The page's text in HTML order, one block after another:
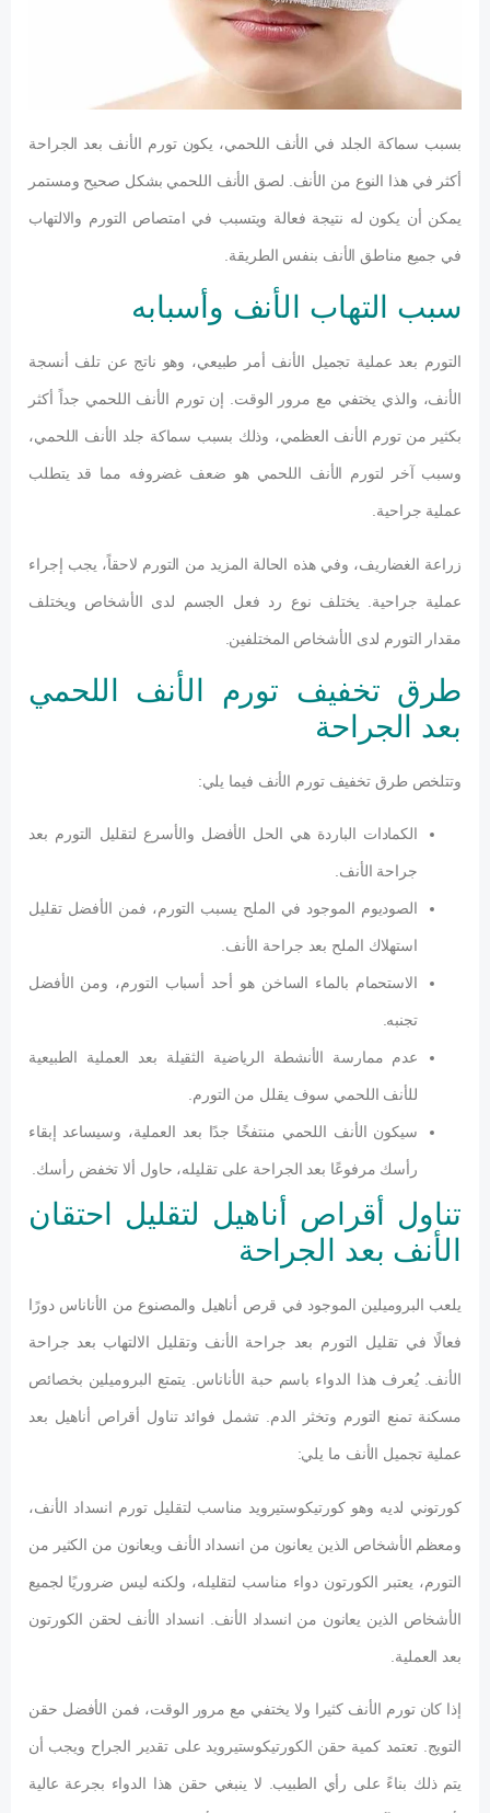
بسبب سماكة الجلد في الأنف اللحمي، يكون تورم الأنف بعد الجراحة
أكثر في هذا النوع من الأنف. لصق الأنف اللحمي بشكل صحيح ومستمر
يمكن أن يكون له نتيجة فعالة ويتسبب في امتصاص التورم والالتهاب
في جميع مناطق الأنف بنفس الطريقة.
سبب التهاب الأنف وأسبابه
التورم بعد عملية تجميل الأنف أمر طبيعي، وهو ناتج عن تلف أنسجة
الأنف، والذي يختفي مع مرور الوقت. إن تورم الأنف اللحمي جداً أكثر
بكثير من تورم الأنف العظمي، وذلك بسبب سماكة جلد الأنف اللحمي،
وسبب آخر لتورم الأنف اللحمي هو ضعف غضروفه مما قد يتطلب
عملية جراحية.
زراعة الغضاريف، وفي هذه الحالة المزيد من التورم لاحقاً، يجب إجراء
عملية جراحية. يختلف نوع رد فعل الجسم لدى الأشخاص ويختلف
مقدار التورم لدى الأشخاص المختلفين.
طرق تخفيف تورم الأنف اللحمي
بعد الجراحة
وتتلخص طرق تخفيف تورم الأنف فيما يلي:
الكمادات الباردة هي الحل الأفضل والأسرع لتقليل التورم بعد
جراحة الأنف.
الصوديوم الموجود في الملح يسبب التورم، فمن الأفضل تقليل
استهلاك الملح بعد جراحة الأنف.
الاستحمام بالماء الساخن هو أحد أسباب التورم، ومن الأفضل
تجنبه.
عدم ممارسة الأنشطة الرياضية الثقيلة بعد العملية الطبيعية
للأنف اللحمي سوف يقلل من التورم.
سيكون الأنف اللحمي منتفخًا جدًا بعد العملية، وسيساعد إبقاء
رأسك مرفوعًا بعد الجراحة على تقليله، حاول ألا تخفض رأسك.
تناول أقراص أناهيل لتقليل احتقان
الأنف بعد الجراحة
يلعب البروميلين الموجود في قرص أناهيل والمصنوع من الأناناس دورًا
فعالًا في تقليل التورم بعد جراحة الأنف وتقليل الالتهاب بعد جراحة
الأنف. يُعرف هذا الدواء باسم حبة الأناناس. يتمتع البروميلين بخصائص
مسكنة تمنع التورم وتخثر الدم. تشمل فوائد تناول أقراص أناهيل بعد
عملية تجميل الأنف ما يلي:
كورتوني لديه وهو كورتيكوستيرويد مناسب لتقليل تورم انسداد الأنف،
ومعظم الأشخاص الذين يعانون من انسداد الأنف ويعانون من الكثير من
التورم، يعتبر الكورتون دواء مناسب لتقليله، ولكنه ليس ضروريًا لجميع
الأشخاص الذين يعانون من انسداد الأنف. انسداد الأنف لحقن الكورتون
بعد العملية.
إذا كان تورم الأنف كثيرا ولا يختفي مع مرور الوقت، فمن الأفضل حقن
التويج. تعتمد كمية حقن الكورتيكوستيرويد على تقدير الجراح ويجب أن
يتم ذلك بناءً على رأي الطبيب. لا ينبغي حقن هذا الدواء بجرعة عالية